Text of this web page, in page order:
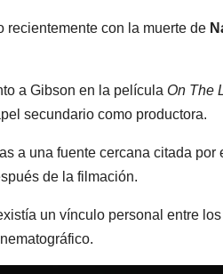
recientemente con la muerte de
a Gibson en la película On The
secundario como productora.
a una fuente cercana citada por
de la filmación.
un vínculo personal entre